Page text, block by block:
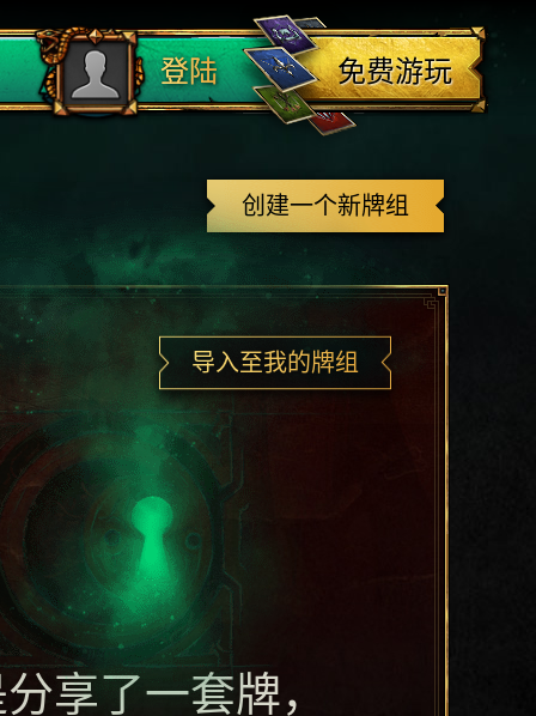
登陆
登出
免费游玩
创建一个新牌组
导入至我的牌组
享了一套牌，